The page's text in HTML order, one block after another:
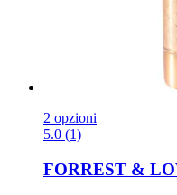
2 opzioni
5.0 (1)
FORREST &